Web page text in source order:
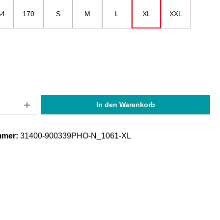
170 S M L XL XXL
Anzahl: Gib den gewünschten Wert ein
In den Warenkorb
31400-900339PHO-N_1061-XL